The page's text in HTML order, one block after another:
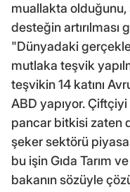
muallakta olduğunu,
desteğin
"Dünyadaki
mutlaka teşvik
teşvikin 14 katını
ABD yapıyor.
pancar bitkisi zaten
şeker sektörü
bu işin Gıda Tarım
bakanın sözüyle